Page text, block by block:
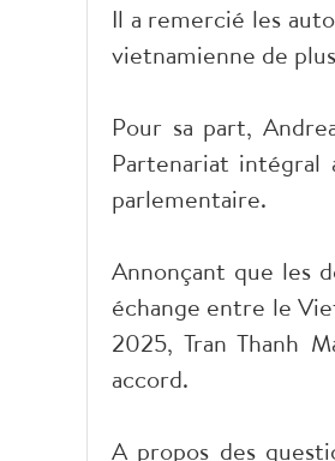
Il a remercié les
vietnamienne de
Pour sa part,
Partenariat intégral
parlementaire.
Annonçant que les
échange entre le
2025, Tran Thanh
accord.
A propos des